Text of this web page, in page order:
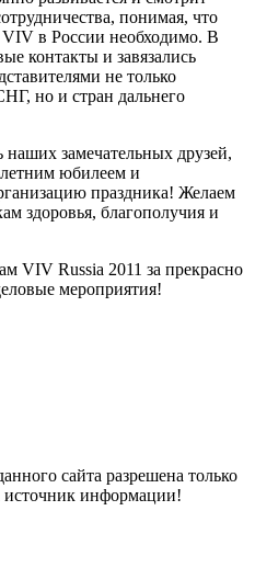
понимая, что
VIV в России необходимо. В
контакты и завязались
не только
но и стран дальнего
наших замечательных друзей,
юбилеем и
праздника! Желаем
здоровья, благополучия и
VIV Russia 2011 за прекрасно
мероприятия!
сайта разрешена только
источник информации!